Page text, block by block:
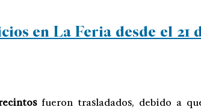
en La Feria desde el 21
fueron trasladados, debido a